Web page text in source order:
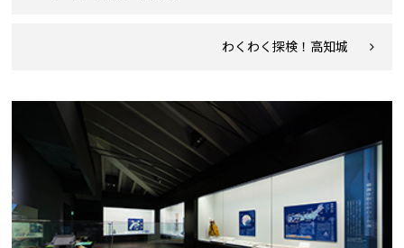
わくわく探検！高知城